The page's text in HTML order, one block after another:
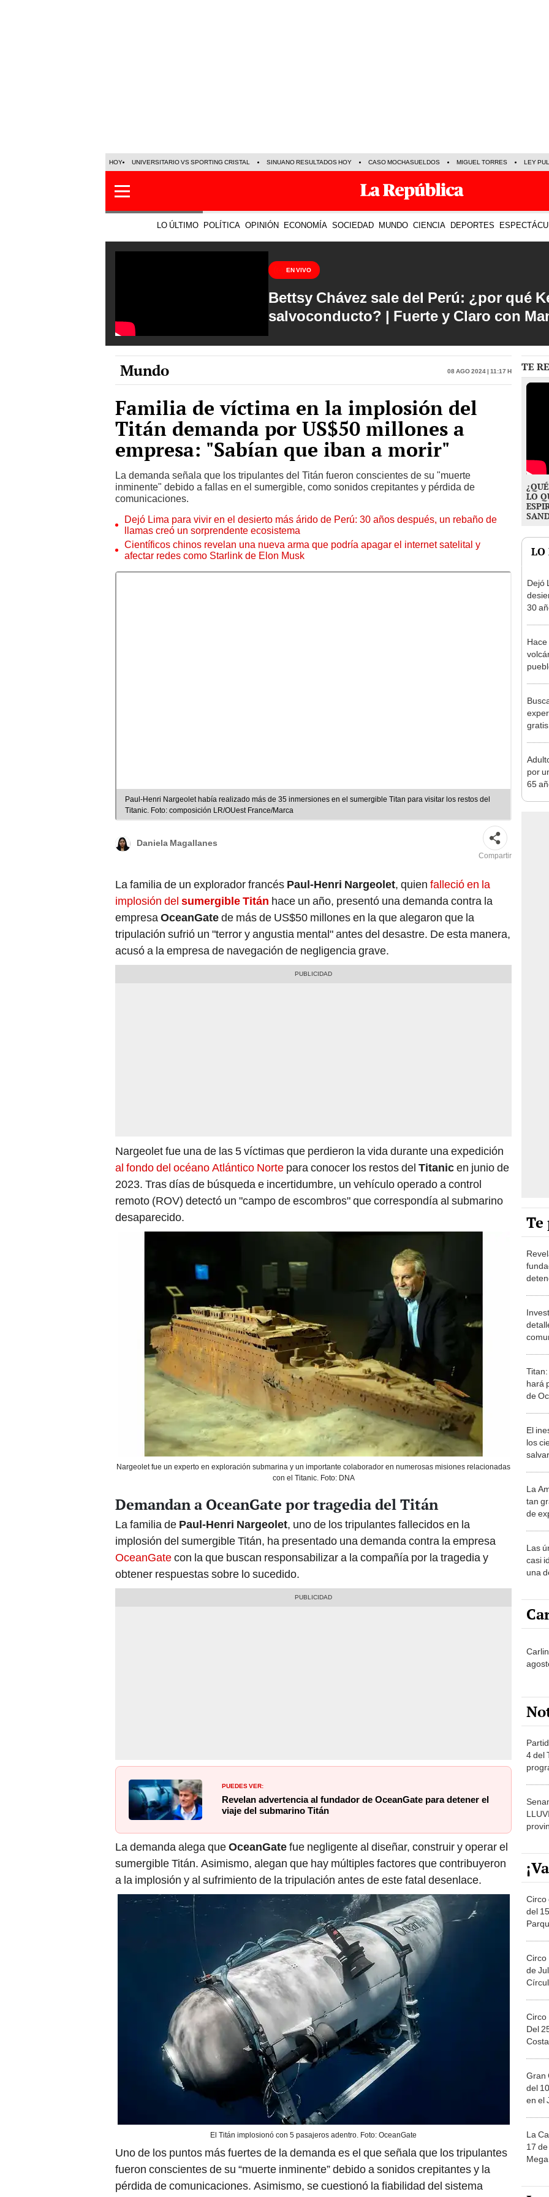
HOY UNIVERSITARIO VS SPORTING CRISTAL SINUANO RESULTADOS HOY CASO MOCHASUELDOS MIGUEL TORRES LEY
LO ÚLTIMO POLÍTICA OPINIÓN ECONOMÍA SOCIEDAD MUNDO CIENCIA DEPORTES
EN VIVO
Bettsy Chávez sale del Perú: ¿por qué
salvoconducto? | Fuerte y Claro con
Mundo 08 Ago 2024 | 11:17 h
Familia de víctima en la implosión del
Titán demanda por US$50 millones a
empresa: "Sabían que iban a morir"
La demanda señala que los tripulantes del Titán fueron conscientes de su "muerte
inminente" debido a fallas en el sumergible, como sonidos crepitantes y pérdida de
comunicaciones.
Dejó Lima para vivir en el desierto más árido de Perú: 30 años después, un rebaño de
llamas creó un sorprendente ecosistema
Científicos chinos revelan una nueva arma que podría apagar el internet satelital y
afectar redes como Starlink de Elon Musk
Paul-Henri Nargeolet había realizado más de 35 inmersiones en el sumergible Titan para visitar los restos del
Titanic. Foto: composición LR/OUest France/Marca
Daniela Magallanes
Compartir
La familia de un explorador francés Paul-Henri Nargeolet, quien falleció en la
implosión del sumergible Titán hace un año, presentó una demanda contra la
empresaOceanGatede más de US$50 millones en la que alegaron que la
tripulación sufrió un "terror y angustia mental" antes del desastre. De esta manera,
acusó a la empresa de navegación de negligencia grave.
Nargeolet fue una de las 5 víctimas que perdieron la vida durante una expedición
al fondo del océano Atlántico Norte para conocer los restos del Titanicen junio de
2023. Tras días de búsqueda e incertidumbre, un vehículo operado a control
remoto (ROV) detectó un "campo de escombros" que correspondía al submarino
desaparecido.
Nargeolet fue un experto en exploración submarina y un importante colaborador en numerosas misiones relacionadas
con el Titanic. Foto: DNA
Demandan a OceanGate por tragedia del Titán
La familia de Paul-Henri Nargeolet, uno de los tripulantes fallecidos en la
implosión del sumergible Titán, ha presentado una demanda contra la empresa
OceanGatecon la que buscan responsabilizar a la compañía por la tragedia y
obtener respuestas sobre lo sucedido.
PUEDES VER:
Revelan advertencia al fundador de OceanGate para detener el
viaje del submarino Titán
La demanda alega queOceanGatefue negligente al diseñar, construir y operar el
sumergible Titán. Asimismo, alegan que hay múltiples factores que contribuyeron
a la implosión y al sufrimiento de la tripulación antes de este fatal desenlace.
El Titán implosionó con 5 pasajeros adentro. Foto: OceanGate
Uno de los puntos más fuertes de la demanda es el que señala que los tripulantes
fueron conscientes de su “muerte inminente” debido a sonidos crepitantes y la
pérdida de comunicaciones. Asimismo, se cuestionó la fiabilidad del sistema
TE
LO
LO
Dejó
30
un
por
65
Te
hará
de
El
los
más
La
tan
de
Las
casi
una
4 del
Circo
del
Circo
de
Circo
Del
Gran
del
en el
La
17